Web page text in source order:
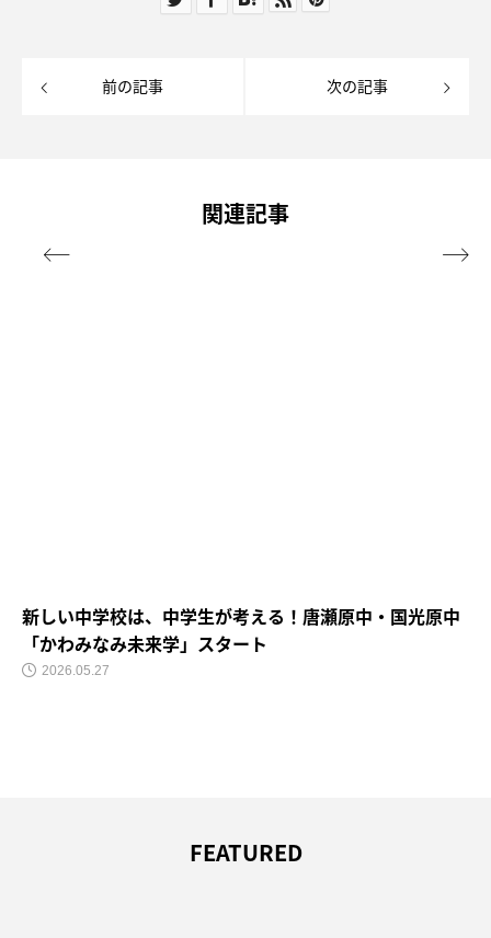
前の記事 次の記事
関連記事
新しい中学校は、中学生が考える！唐瀬原中・国光原中
「かわみなみ未来学」スタート
2026.05.27
 
FEATURED